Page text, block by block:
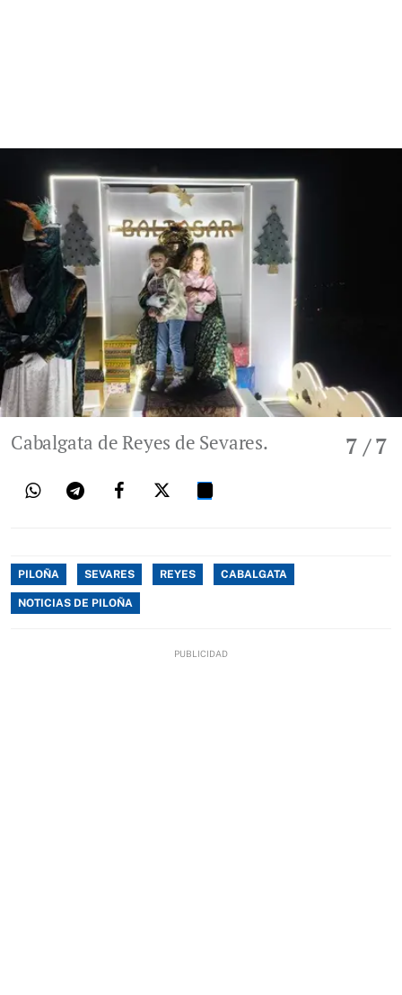
7 / 7
Cabalgata de Reyes de Sevares.
PILOÑA SEVARES REYES CABALGATA
NOTICIAS DE PILOÑA